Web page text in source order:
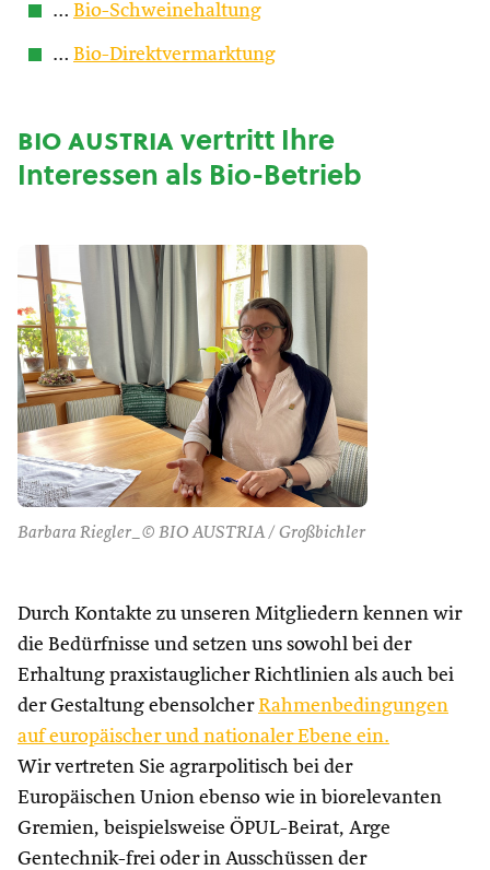
… Bio-Schweinehaltung
… Bio-Direktvermarktung
bio austriavertritt Ihre
Interessen als Bio-Betrieb
Barbara Riegler_© BIO AUSTRIA / Großbichler
Durch Kontakte zu unseren Mitgliedern kennen wir
die Bedürfnisse und setzen uns sowohl bei der
Erhaltung praxistauglicher Richtlinien als auch bei
der Gestaltung ebensolcher Rahmenbedingungen
auf europäischer und nationaler Ebene ein.
Wir vertreten Sie agrarpolitisch bei der
Europäischen Union ebenso wie in biorelevanten
Gremien, beispielsweise ÖPUL-Beirat, Arge
Gentechnik-frei oder in Ausschüssen der